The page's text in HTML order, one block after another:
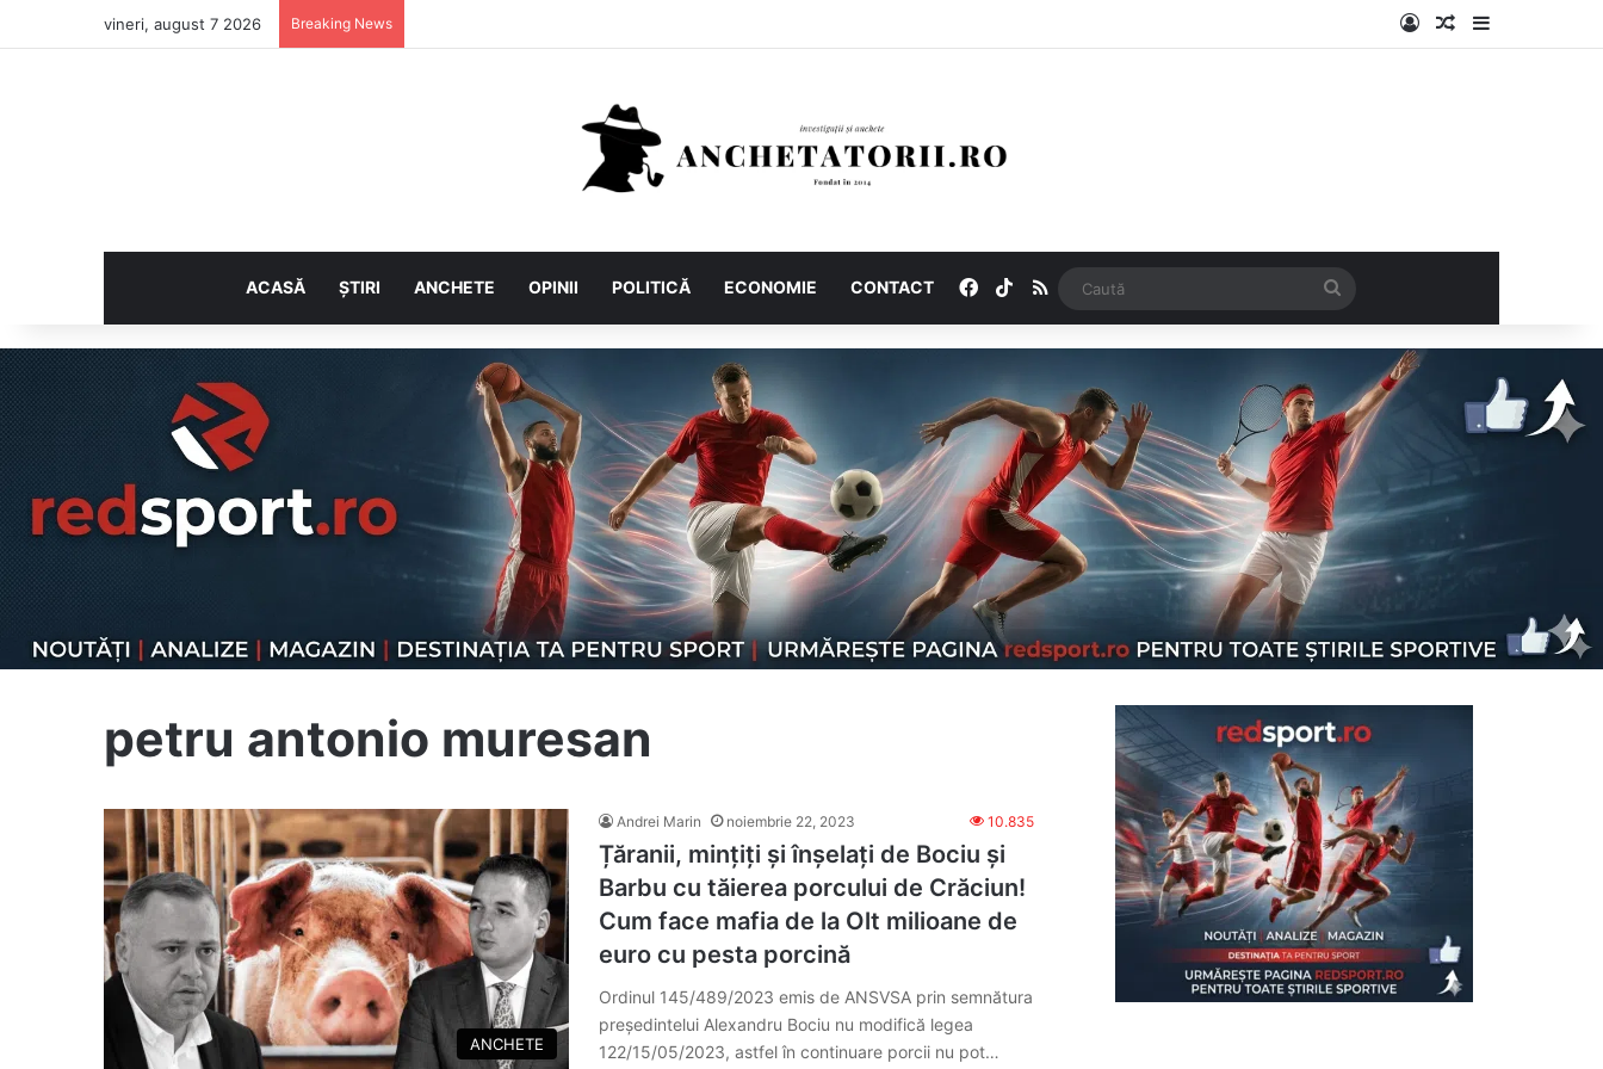
vineri, august 7 2026 Breaking News Log InArticol aleatoriu
ACASĂ ȘTIRI ANCHETE OPINII POLITICĂ ECONOMIE CONTACT Facebook
TikTokRSS
petru antonio muresan
ANCHETE
Andrei Marin noiembrie 22, 2023 10.835
Țăranii, mințiți și înșelați de Bociu și
Barbu cu tăierea porcului de Crăciun!
Cum face mafia de la Olt milioane de
euro cu pesta porcină
Ordinul 145/489/2023 emis de ANSVSA prin semnătura
președintelui Alexandru Bociu nu modifică legea
122/15/05/2023, astfel în continuare porcii nu pot…